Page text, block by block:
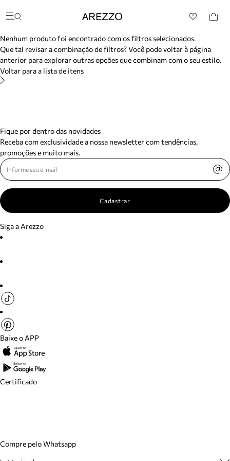
Buscar produtos
categorias sugeridas
Bota
Papete
Scarpin
Mocassim
Mule
Rasteira
Precisa de ajuda?
Meus pedidos
Arezzo
Nenhum produto foi encontrado com os filtros selecionados.
Que tal revisar a combinação de filtros? Você pode voltar à página
anterior para explorar outras opções que combinam com o seu estilo.
Voltar para a lista de itens
Fique por dentro das novidades
Receba com exclusividade a nossa newsletter com tendências,
promoções e muito mais.
Cadastrar
Siga a Arezzo
Baixe o APP
Certificado
Compre pelo Whatsapp